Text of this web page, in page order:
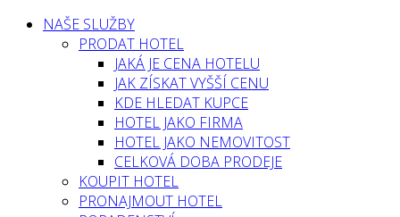
NAŠE SLUŽBY
PRODAT HOTEL
JAKÁ JE CENA HOTELU
JAK ZÍSKAT VYŠŠÍ CENU
KDE HLEDAT KUPCE
HOTEL JAKO FIRMA
HOTEL JAKO NEMOVITOST
CELKOVÁ DOBA PRODEJE
KOUPIT HOTEL
PRONAJMOUT HOTEL